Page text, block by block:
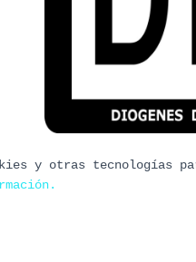
y otras tecnologías